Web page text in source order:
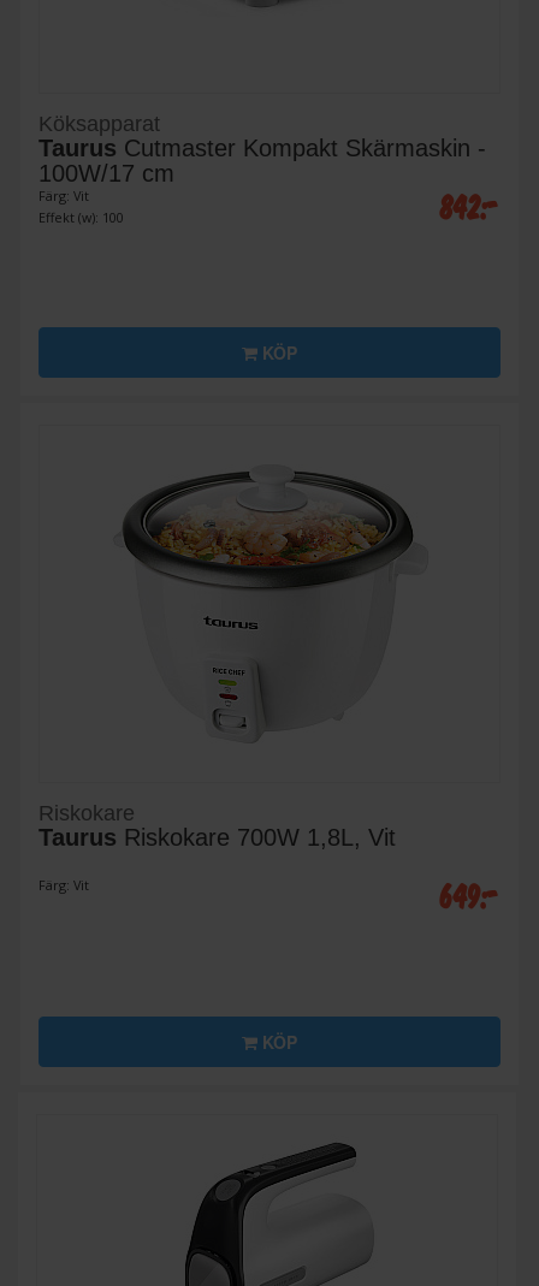
Köksapparat
Taurus Cutmaster Kompakt Skärmaskin -
100W/17 cm
Färg: Vit
Effekt (w): 100
842:-
KÖP
Riskokare
Taurus Riskokare 700W 1,8L, Vit
Färg: Vit 649:-
KÖP